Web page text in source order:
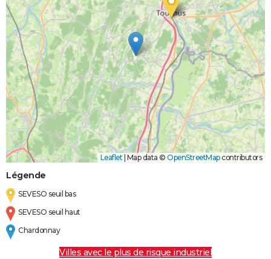
Leaflet Map data © OpenStreetMapcontributors
Légende
SEVESO seuil bas
SEVESO seuil haut
Chardonnay
Villes avec le plus de risque industriel